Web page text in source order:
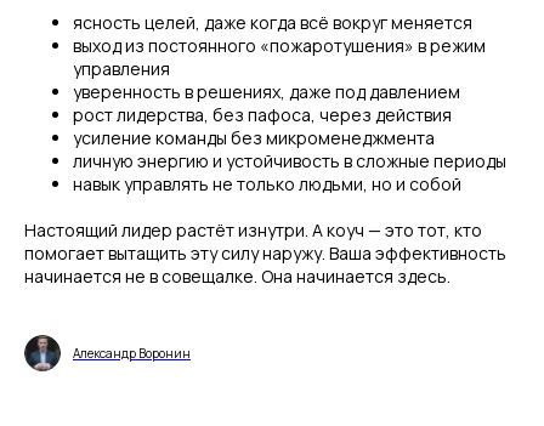
ясность целей, даже когда всё вокруг меняется
выход из постоянного «пожаротушения» в режим
управления
уверенность в решениях, даже под давлением
рост лидерства, без пафоса, через действия
усиление команды без микроменеджмента
личную энергию и устойчивость в сложные периоды
навык управлять не только людьми, но и собой
Настоящий лидер растёт изнутри. А коуч — это тот, кто
помогает вытащить эту силу наружу. Ваша эффективность
начинается не в совещалке. Она начинается здесь.
Александр Воронин